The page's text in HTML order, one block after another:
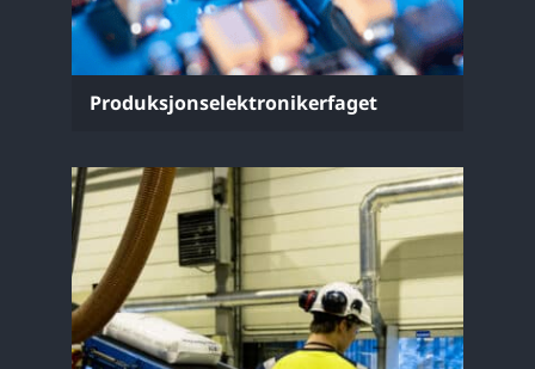
Produksjonselektronikerfaget